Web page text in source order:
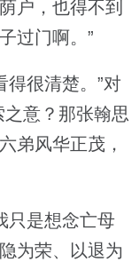
户，也得不到
过门啊。”
很清楚。”对
意？那张翰思
弟风华正茂，
只是想念亡母
为荣、以退为